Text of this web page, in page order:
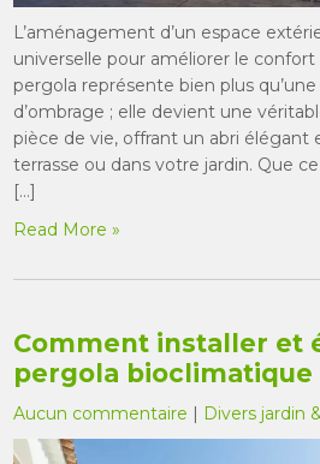
L’aménagement d’un espace
universelle pour améliorer le
pergola représente bien plus
d’ombrage ; elle devient une
pièce de vie, offrant un abri
terrasse ou dans votre jardin. Que
[…]
Read More »
Comment installer et
pergola bioclimatique
Aucun commentaire | Divers jardin